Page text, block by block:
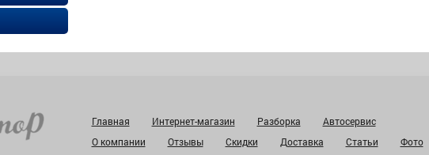
Главная Интернет-магазин Разборка
Автосервис
О компании
Отзывы Скидки Доставка Статьи
Фото